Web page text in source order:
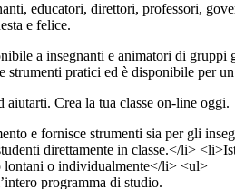
educatori, direttori, professori,
e felice.
a insegnanti e animatori di gruppi
pratici ed è disponibile per
Crea la tua classe on-line oggi.